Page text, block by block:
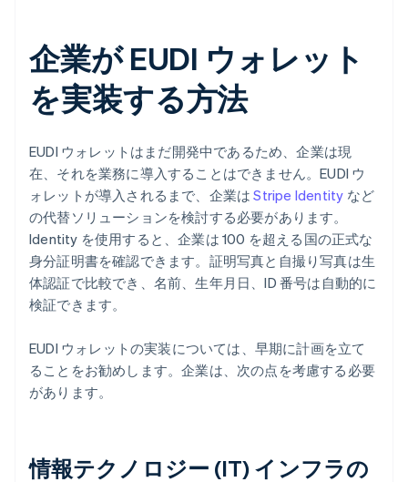
企業が EUDI ウォレット
を実装する方法
EUDI ウォレットはまだ開発中であるため、企業は現
在、それを業務に導入することはできません。EUDI ウ
ォレットが導入されるまで、企業はStripe Identity など
の代替ソリューションを検討する必要があります。
Identity を使用すると、企業は 100 を超える国の正式な
身分証明書を確認できます。証明写真と自撮り写真は生
体認証で比較でき、名前、生年月日、ID 番号は自動的に
検証できます。
EUDI ウォレットの実装については、早期に計画を立て
ることをお勧めします。企業は、次の点を考慮する必要
があります。
情報テクノロジー (IT) インフラの